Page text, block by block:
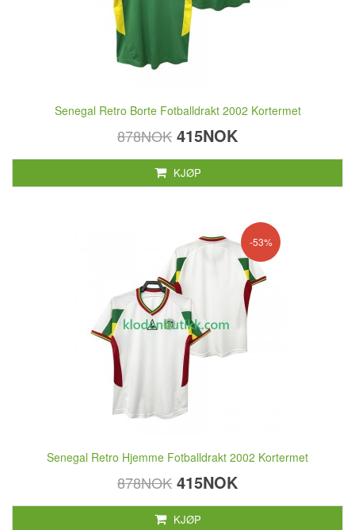
Senegal Retro Borte Fotballdrakt 2002 Kortermet
878NOK 415NOK
KJØP
-53%
Senegal Retro Hjemme Fotballdrakt 2002 Kortermet
878NOK 415NOK
KJØP